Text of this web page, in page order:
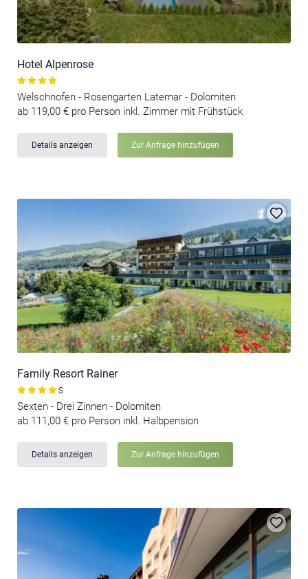
Hotel Alpenrose
Welschnofen - Rosengarten Latemar - Dolomiten
ab 119,00 € pro Person inkl. Zimmer mit Frühstück
Details anzeigen Zur Anfrage hinzufügen
Family Resort Rainer
S
Sexten - Drei Zinnen - Dolomiten
ab 111,00 € pro Person inkl. Halbpension
Details anzeigen Zur Anfrage hinzufügen